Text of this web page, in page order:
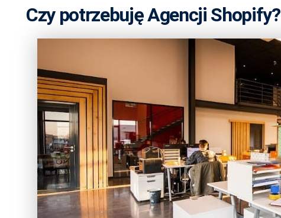
Czy potrzebuję Agencji Shopify?